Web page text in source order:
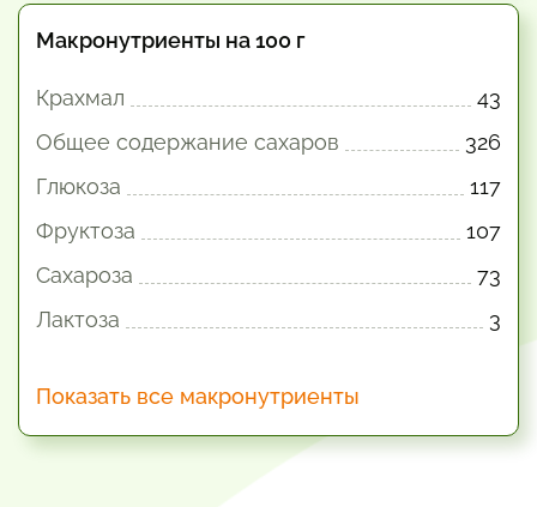
Макронутриенты на 100 г
Крахмал
43
Общее содержание сахаров
326
Глюкоза
117
Фруктоза
107
Сахароза
73
Лактоза
3
Показать все макронутриенты